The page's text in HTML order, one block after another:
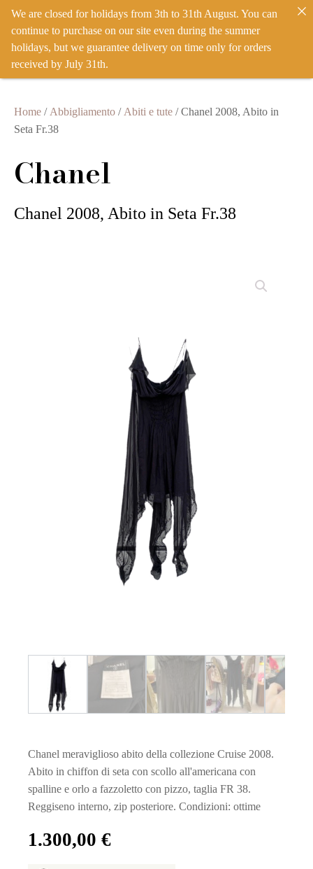
IT ENACCEDI
Home / Abbigliamento / Abiti e tute / Chanel 2008, Abito in
Seta Fr.38
Chanel
Chanel 2008, Abito in Seta Fr.38
Chanel meraviglioso abito della collezione Cruise 2008.
Abito in chiffon di seta con scollo all'americana con
spalline e orlo a fazzoletto con pizzo, taglia FR 38.
Reggiseno interno, zip posteriore. Condizioni: ottime
1.300,00 €
We are closed for holidays from 3th to 31th August. You can
continue to purchase on our site even during the summer
holidays, but we guarantee delivery on time only for orders
received by July 31th.